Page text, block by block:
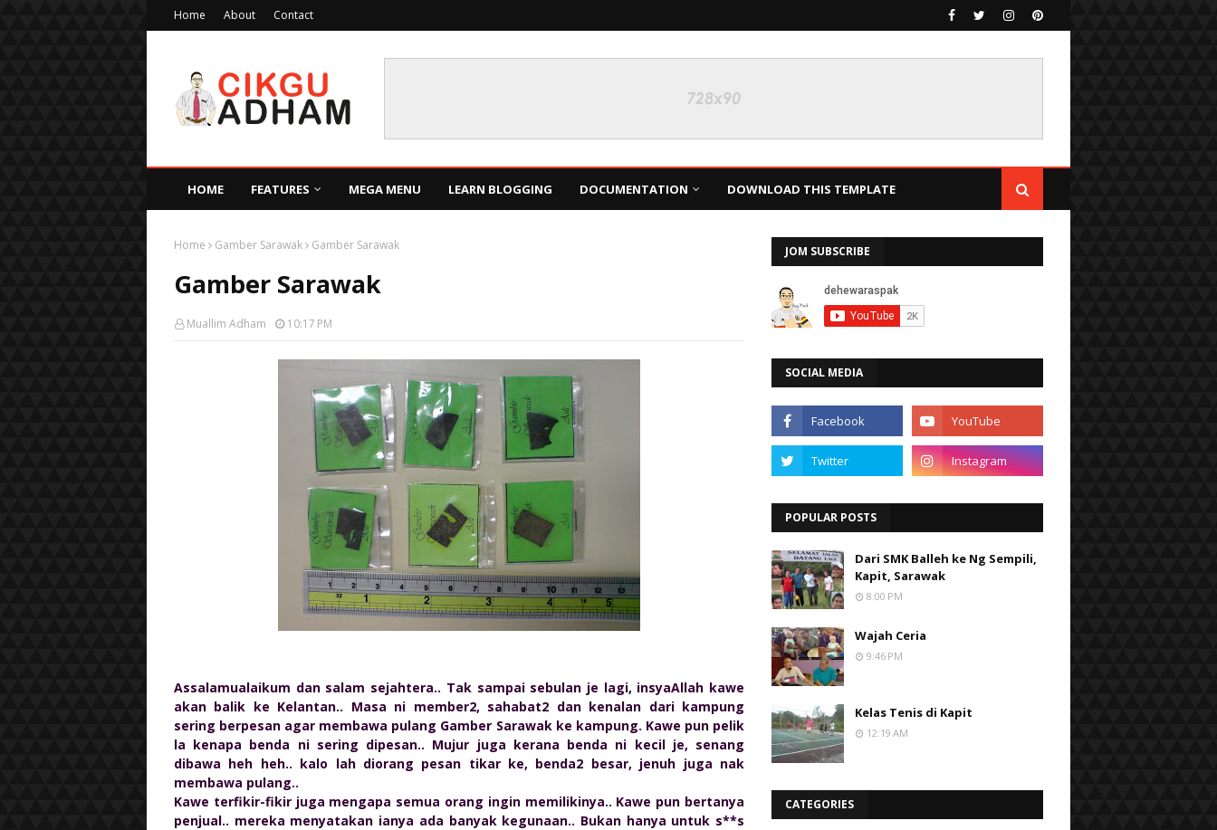
Home About Contact
HOME FEATURES MEGA MENU LEARN BLOGGING DOCUMENTATION DOWNLOAD THIS TEMPLATE
Home Gamber Sarawak Gamber Sarawak
Gamber Sarawak
Muallim Adham 10:17 PM
Assalamualaikum dan salam sejahtera.. Tak sampai sebulan je lagi, insyaAllah kawe
akan balik ke Kelantan.. Masa ni member2, sahabat2 dan kenalan dari kampung
sering berpesan agar membawa pulang Gamber Sarawak ke kampung. Kawe pun pelik
la kenapa benda ni sering dipesan.. Mujur juga kerana benda ni kecil je, senang
dibawa heh heh.. kalo lah diorang pesan tikar ke, benda2 besar, jenuh juga nak
membawa pulang..
Kawe terfikir-fikir juga mengapa semua orang ingin memilikinya.. Kawe pun bertanya
penjual.. mereka menyatakan ianya ada banyak kegunaan.. Bukan hanya untuk s**s
JOM SUBSCRIBE
SOCIAL MEDIA
POPULAR POSTS
Dari SMK Balleh ke Ng Sempili,
Kapit, Sarawak
8:00 PM
Wajah Ceria
9:46 PM
Kelas Tenis di Kapit
12:19 AM
CATEGORIES